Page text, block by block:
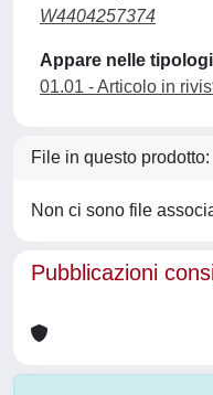
W4404257374
Appare nelle
01.01 - Articolo in
File in questo prodotto:
Non ci sono file
Pubblicazioni